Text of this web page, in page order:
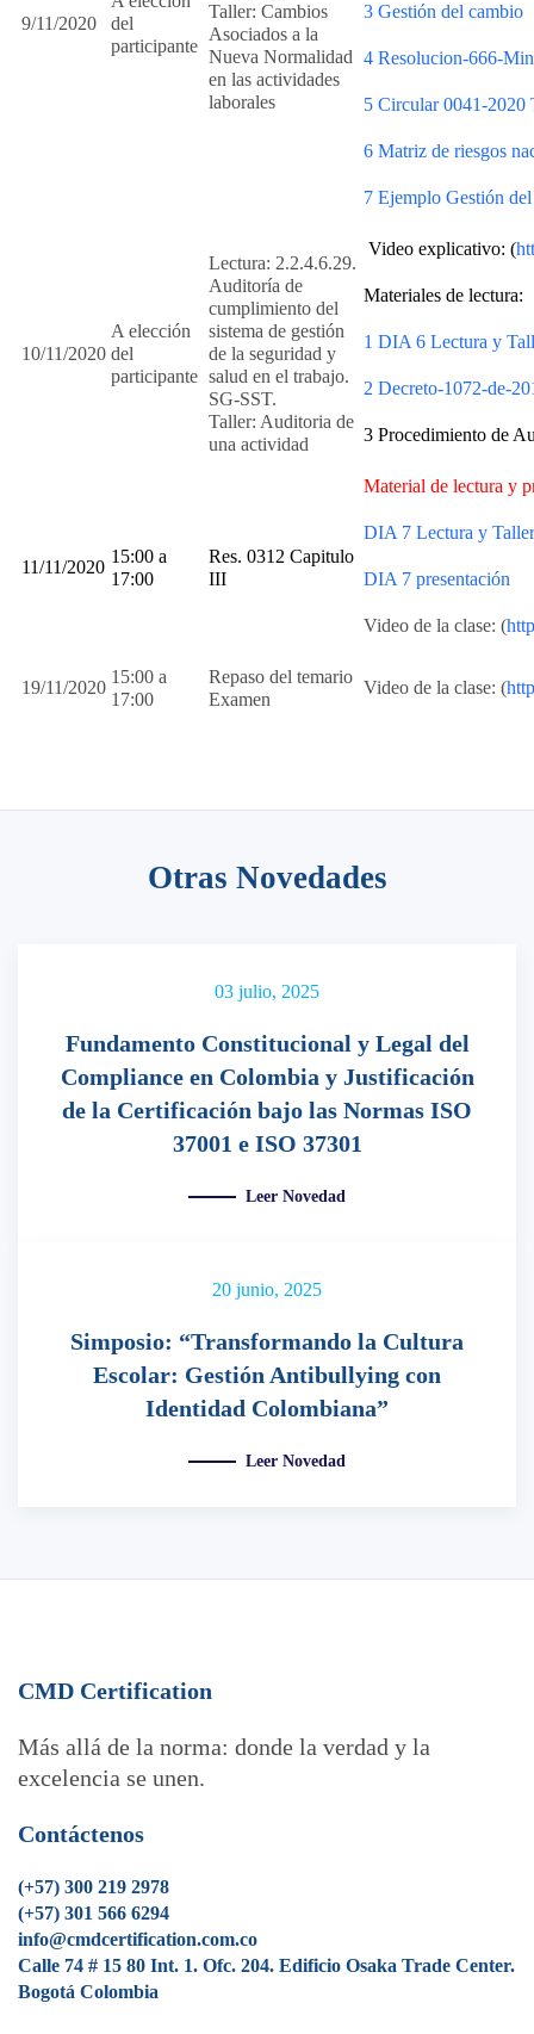
9/11/2020
del
participante
Taller: Cambios
Asociados a la
Nueva Normalidad
en las actividades
laborales
3 Gestión del cambio
4 Resolucion-666-
5 Circular 0041-2020
6 Matriz de riesgos
7 Ejemplo Gestión
10/11/2020
A elección
del
participante
Lectura: 2.2.4.6.29.
Auditoría de
cumplimiento del
sistema de gestión
de la seguridad y
salud en el trabajo.
SG-SST.
Taller: Auditoria de
una actividad
Video explicativo: (
Materiales de lectura:
1 DIA 6 Lectura y
2 Decreto-1072-de-
3 Procedimiento de
11/11/2020
15:00 a
17:00
Res. 0312 Capitulo
III
Material de lectura y
DIA 7 Lectura y Taller
DIA 7 presentación
Video de la clase: (
19/11/2020
15:00 a
17:00
Repaso del temario
Examen
Video de la clase: (
Otras Novedades
03 julio, 2025
Fundamento Constitucional y Legal del
Compliance en Colombia y Justificación
de la Certificación bajo las Normas ISO
37001 e ISO 37301
Leer Novedad
20 junio, 2025
Simposio: “Transformando la Cultura
Escolar: Gestión Antibullying con
Identidad Colombiana”
Leer Novedad
CMD Certification
Más allá de la norma: donde la verdad y la
excelencia se unen.
Contáctenos
(+57) 300 219 2978
(+57) 301 566 6294
info@cmdcertification.com.co
Calle 74 # 15 80 Int. 1. Ofc. 204. Edificio Osaka Trade Center.
Bogotá Colombia